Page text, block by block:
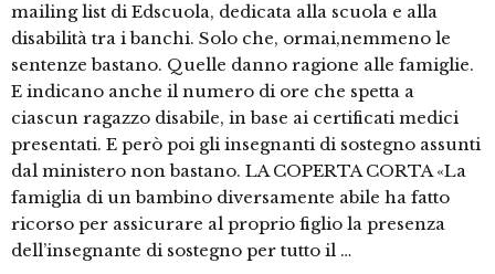
mailing list di Edscuola, dedicata alla scuola e alla
disabilità tra i banchi. Solo che, ormai,nemmeno le
sentenze bastano. Quelle danno ragione alle famiglie.
E indicano anche il numero di ore che spetta a
ciascun ragazzo disabile, in base ai certificati medici
presentati. E però poi gli insegnanti di sostegno assunti
dal ministero non bastano. LA COPERTA CORTA «La
famiglia di un bambino diversamente abile ha fatto
ricorso per assicurare al proprio figlio la presenza
dell’insegnante di sostegno per tutto il …